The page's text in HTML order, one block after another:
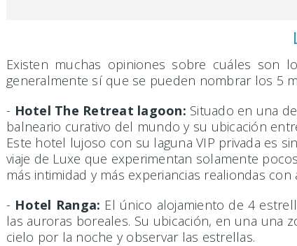
Existen muchas opiniones sobre cuáles son
generalmente sí que se pueden nombrar los 5
- Hotel The Retreat lagoon: Situado en una
balneario curativo del mundo y su ubicación
Este hotel lujoso con su laguna VIP privada es
viaje de Luxe que experimentan solamente
más intimidad y más experiancias realiondas con
- Hotel Ranga: El único alojamiento de 4
las auroras boreales. Su ubicación, en una
cielo por la noche y observar las estrellas.